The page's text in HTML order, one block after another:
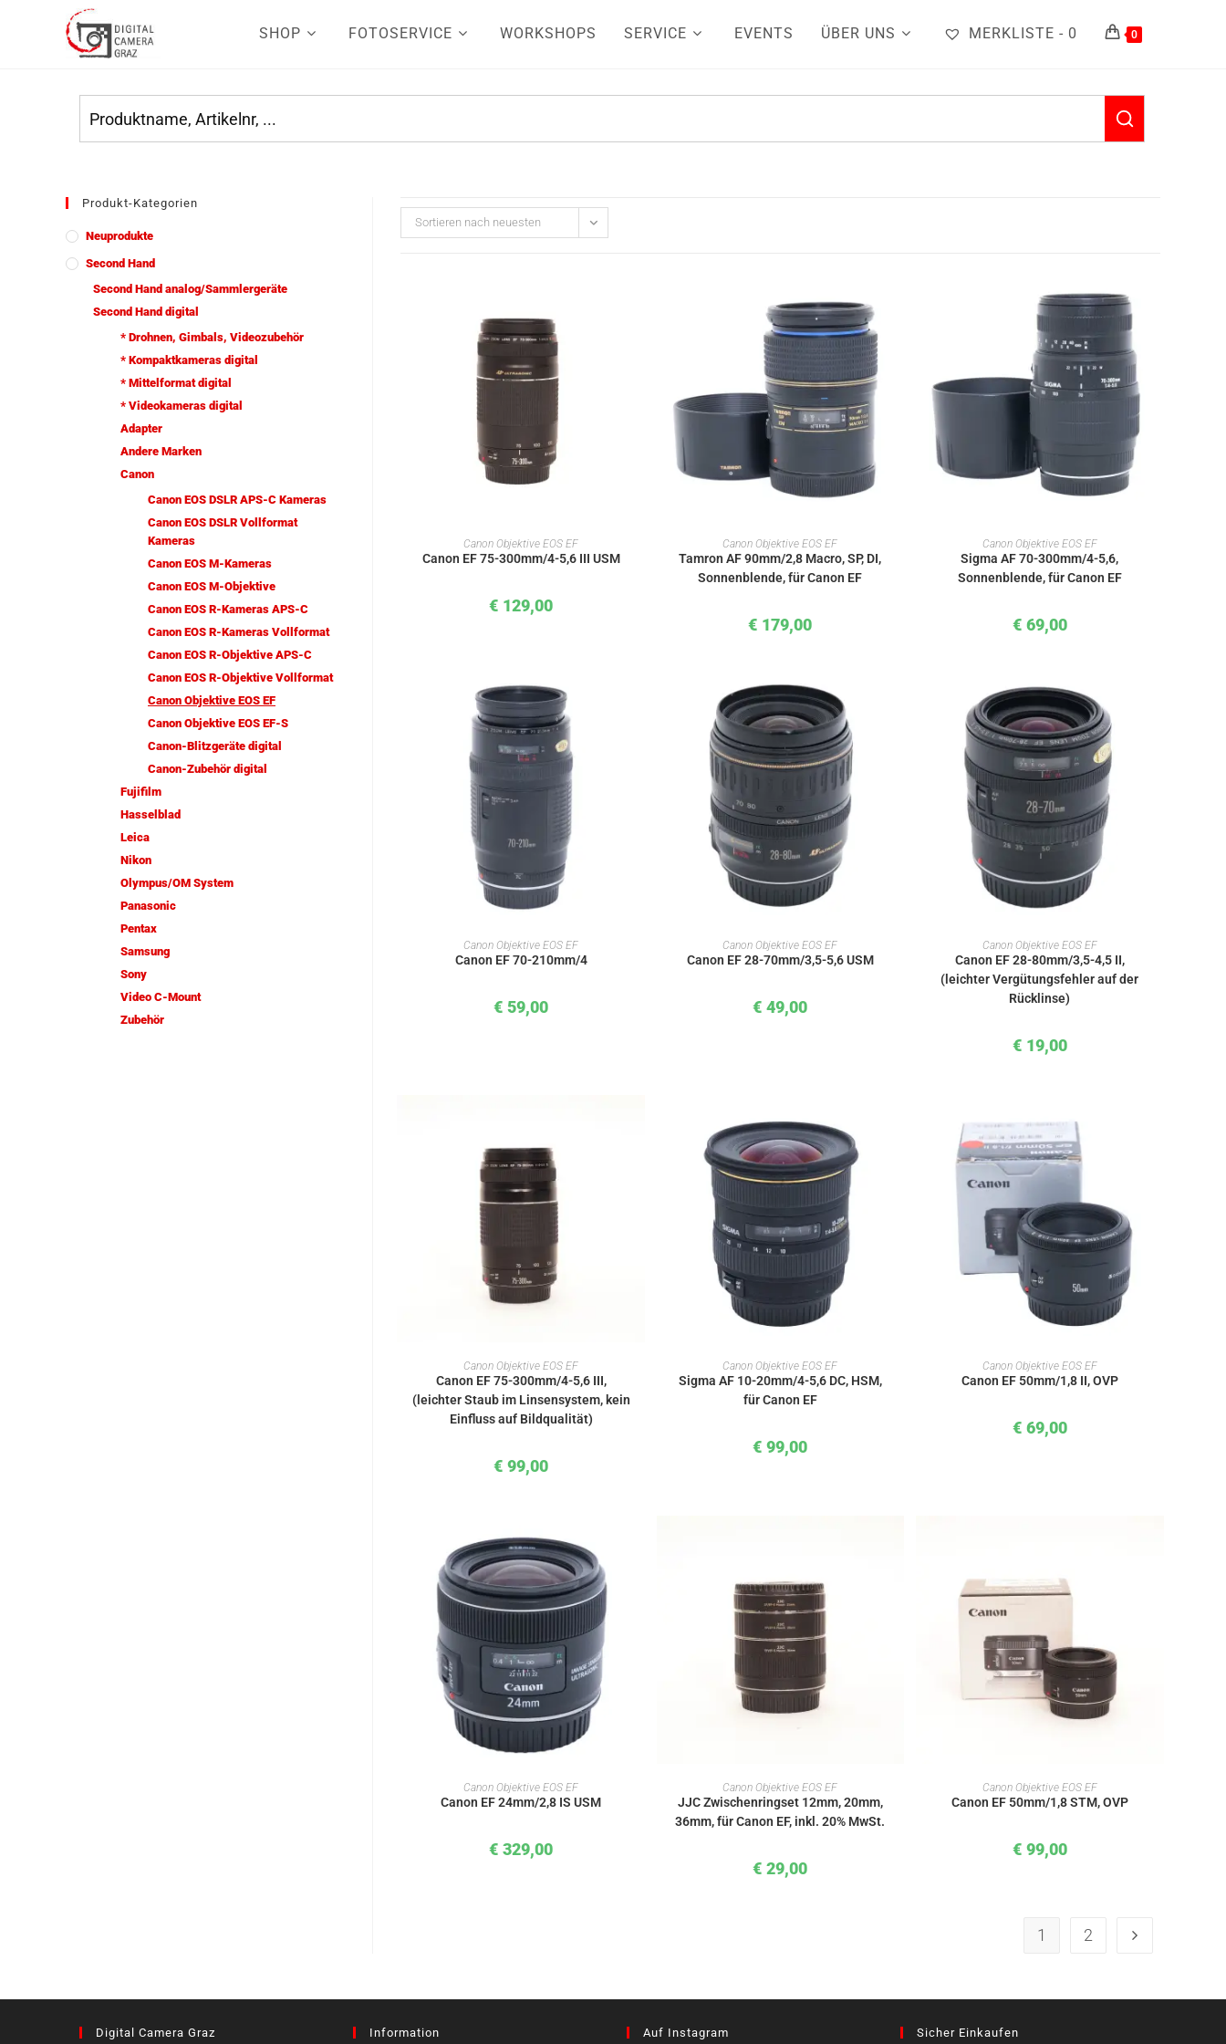
SHOP FOTOSERVICE WORKSHOPS SERVICE EVENTS ÜBER UNS MERKLISTE - 0 0
Produkt-Kategorien
Neuprodukte
Second Hand
Second Hand analog/Sammlergeräte
Second Hand digital
* Drohnen, Gimbals, Videozubehör
* Kompaktkameras digital
* Mittelformat digital
* Videokameras digital
Adapter
Andere Marken
Canon
Canon EOS DSLR APS-C Kameras
Canon EOS DSLR Vollformat
Kameras
Canon EOS M-Kameras
Canon EOS M-Objektive
Canon EOS R-Kameras APS-C
Canon EOS R-Kameras Vollformat
Canon EOS R-Objektive APS-C
Canon EOS R-Objektive Vollformat
Canon Objektive EOS EF
Canon Objektive EOS EF-S
Canon-Blitzgeräte digital
Canon-Zubehör digital
Fujifilm
Hasselblad
Leica
Nikon
Olympus/OM System
Panasonic
Pentax
Samsung
Sony
Video C-Mount
Zubehör
Sortieren nach neuesten
IN DEN WARENKORB
Canon Objektive EOS EF
Canon EF 75-300mm/4-5,6 III USM
€ 129,00
IN DEN WARENKORB
Canon Objektive EOS EF
Tamron AF 90mm/2,8 Macro, SP, DI,
Sonnenblende, für Canon EF
€ 179,00
IN DEN WARENKORB
Canon Objektive EOS EF
Sigma AF 70-300mm/4-5,6,
Sonnenblende, für Canon EF
€ 69,00
IN DEN WARENKORB
Canon Objektive EOS EF
Canon EF 70-210mm/4
€ 59,00
IN DEN WARENKORB
Canon Objektive EOS EF
Canon EF 28-70mm/3,5-5,6 USM
€ 49,00
IN DEN WARENKORB
Canon Objektive EOS EF
Canon EF 28-80mm/3,5-4,5 II,
(leichter Vergütungsfehler auf der
Rücklinse)
€ 19,00
IN DEN WARENKORB
Canon Objektive EOS EF
Canon EF 75-300mm/4-5,6 III,
(leichter Staub im Linsensystem, kein
Einfluss auf Bildqualität)
€ 99,00
IN DEN WARENKORB
Canon Objektive EOS EF
Sigma AF 10-20mm/4-5,6 DC, HSM,
für Canon EF
€ 99,00
IN DEN WARENKORB
Canon Objektive EOS EF
Canon EF 50mm/1,8 II, OVP
€ 69,00
IN DEN WARENKORB
Canon Objektive EOS EF
Canon EF 24mm/2,8 IS USM
€ 329,00
IN DEN WARENKORB
Canon Objektive EOS EF
JJC Zwischenringset 12mm, 20mm,
36mm, für Canon EF, inkl. 20% MwSt.
€ 29,00
IN DEN WARENKORB
Canon Objektive EOS EF
Canon EF 50mm/1,8 STM, OVP
€ 99,00
1 2
Digital Camera Graz Information Auf Instagram Sicher Einkaufen